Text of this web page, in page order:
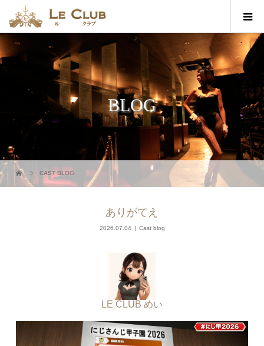
BLOG
CAST BLOG
ありがてえ
2026.07.04 Cast blog
LE CLUB めい